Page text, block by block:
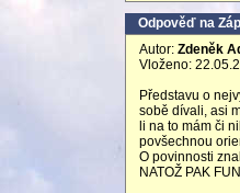
Odpověď na
Autor: Zdeněk
Vloženo:
Představu o
sobě dívali, asi
li na to mám či
povšechnou
O povinnosti
NATOŽ PAK